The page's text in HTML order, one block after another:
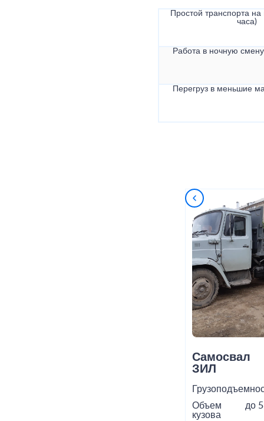
Простой транспорта на
часа)
Работа в ночную
Перегруз в меньшие
Самосвал
ЗИЛ
Объем
кузова
до